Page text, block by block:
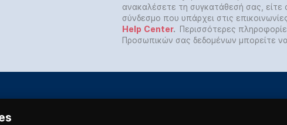
ανακαλέσετε τη συγκατάθεσή σας,
σύνδεσμο που υπάρχει στις
Help Center. Περισσότερες
Προσωπικών σας δεδομένων μπορείτε να
+302108919800